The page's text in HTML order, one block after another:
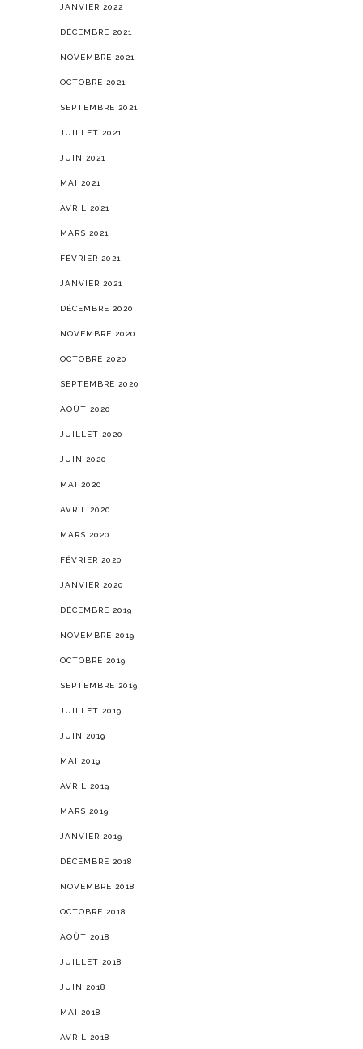
JANVIER 2022
DÉCEMBRE 2021
NOVEMBRE 2021
OCTOBRE 2021
SEPTEMBRE 2021
JUILLET 2021
JUIN 2021
MAI 2021
AVRIL 2021
MARS 2021
FÉVRIER 2021
JANVIER 2021
DÉCEMBRE 2020
NOVEMBRE 2020
OCTOBRE 2020
SEPTEMBRE 2020
AOÛT 2020
JUILLET 2020
JUIN 2020
MAI 2020
AVRIL 2020
MARS 2020
FÉVRIER 2020
JANVIER 2020
DÉCEMBRE 2019
NOVEMBRE 2019
OCTOBRE 2019
SEPTEMBRE 2019
JUILLET 2019
JUIN 2019
MAI 2019
AVRIL 2019
MARS 2019
JANVIER 2019
DÉCEMBRE 2018
NOVEMBRE 2018
OCTOBRE 2018
AOÛT 2018
JUILLET 2018
JUIN 2018
MAI 2018
AVRIL 2018